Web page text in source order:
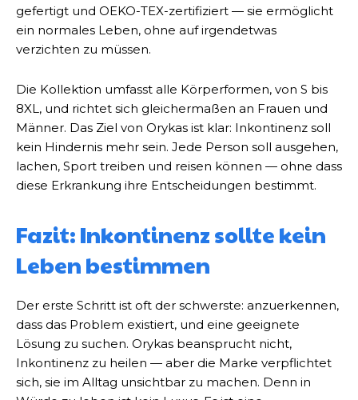
gefertigt und OEKO-TEX-zertifiziert — sie ermöglicht
ein normales Leben, ohne auf irgendetwas
verzichten zu müssen.
Die Kollektion umfasst alle Körperformen, von S bis
8XL, und richtet sich gleichermaßen an Frauen und
Männer. Das Ziel von Orykas ist klar: Inkontinenz soll
kein Hindernis mehr sein. Jede Person soll ausgehen,
lachen, Sport treiben und reisen können — ohne dass
diese Erkrankung ihre Entscheidungen bestimmt.
Fazit: Inkontinenz sollte kein
Leben bestimmen
Der erste Schritt ist oft der schwerste: anzuerkennen,
dass das Problem existiert, und eine geeignete
Lösung zu suchen. Orykas beansprucht nicht,
Inkontinenz zu heilen — aber die Marke verpflichtet
sich, sie im Alltag unsichtbar zu machen. Denn in